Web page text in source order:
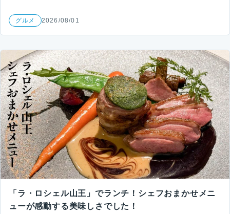
グルメ 2026/08/01
「ラ・ロシェル山王」でランチ！シェフおまかせメニ
ューが感動する美味しさでした！